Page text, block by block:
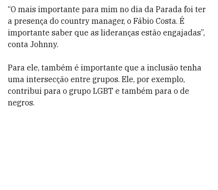
“O mais importante para mim no dia da Parada foi ter
a presença do country manager, o Fábio Costa. É
importante saber que as lideranças estão engajadas”,
conta Johnny.
Para ele, também é importante que a inclusão tenha
uma intersecção entre grupos. Ele, por exemplo,
contribui para o grupo LGBT e também para o de
negros.